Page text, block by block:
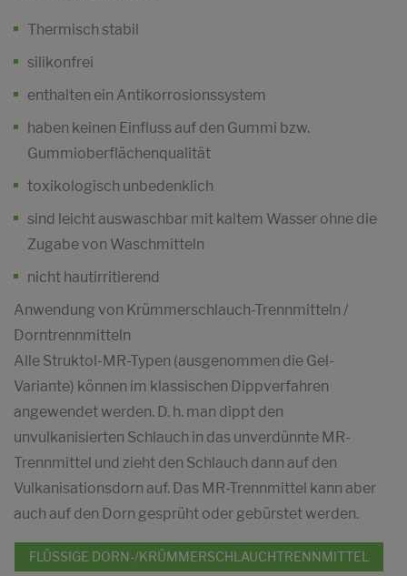
Thermisch stabil
silikonfrei
enthalten ein Antikorrosionssystem
haben keinen Einfluss auf den Gummi bzw.
Gummioberflächenqualität
toxikologisch unbedenklich
sind leicht auswaschbar mit kaltem Wasser ohne die
Zugabe von Waschmitteln
nicht hautirritierend
Anwendung von Krümmerschlauch-Trennmitteln /
Dorntrennmitteln
Alle Struktol-MR-Typen (ausgenommen die Gel-
Variante) können im klassischen Dippverfahren
angewendet werden. D. h. man dippt den
unvulkanisierten Schlauch in das unverdünnte MR-
Trennmittel und zieht den Schlauch dann auf den
Vulkanisationsdorn auf. Das MR-Trennmittel kann aber
auch auf den Dorn gesprüht oder gebürstet werden.
FLÜSSIGE DORN-/KRÜMMERSCHLAUCHTRENNMITTEL